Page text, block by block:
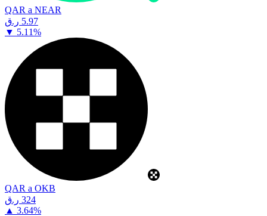
QAR a NEAR
⁦ر.ق⁩ 5.97
▼ 5.11%
QAR a OKB
⁦ر.ق⁩ 324
▲ 3.64%